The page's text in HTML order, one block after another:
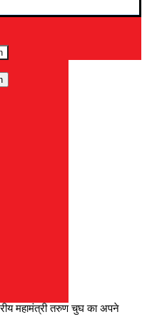
महामंत्री तरुण चुघ का अपने